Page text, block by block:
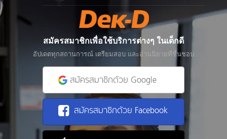
สมัครสมาชิกเพื่อใช้บริการต่างๆ ในเด็กดี
อัปเดตทุกสถานการณ์ เตรียมสอบ และอ่านนิยายที่ชื่นชอบ
สมัครสมาชิกด้วย Google
สมัครสมาชิกด้วย Facebook